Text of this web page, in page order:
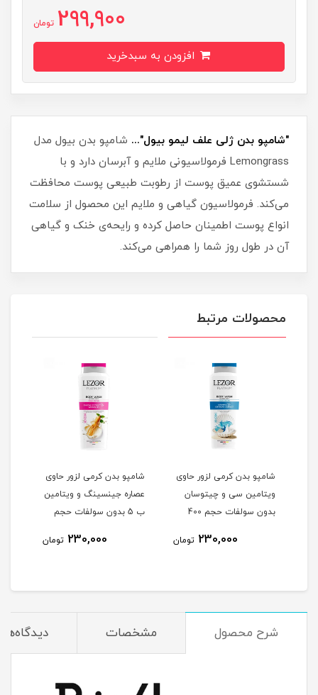
299,900 تومان
"شامپو بدن ژلی علف لیمو بیول"... شامپو بدن بیول مدل
Lemongrass فرمولاسیونی ملایم و آبرسان دارد و با
شستشوی عمیق پوست از رطوبت طبیعی پوست محافظت
می‌کند. فرمولاسیون گیاهی و ملایم این محصول از سلامت
انواع پوست اطمینان حاصل کرده و رایحه‌ی خنک و گیاهی
آن در طول روز شما را همراهی می‌کند.
محصولات مرتبط
شامپو بدن کرمی لزور حاوی
ویتامین سی و چیتوسان
بدون سولفات حجم 400
230,000 تومان
شامپو بدن کرمی لزور حاوی
عصاره جینسینگ و ویتامین
ب 5 بدون سولفات حجم
230,000 تومان
شرح محصول مشخصات دیدگاه‌ها